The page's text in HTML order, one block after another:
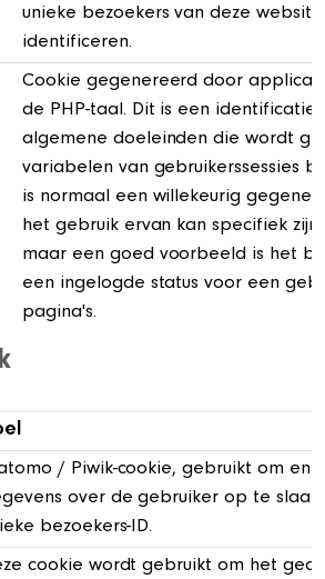
unieke bezoekers van deze
identificeren.
Cookie gegenereerd door
de PHP-taal. Dit is een
algemene doeleinden die wordt
variabelen van gebruikerssessies
is normaal een willekeurig
het gebruik ervan kan specifiek
maar een goed voorbeeld is het
een ingelogde status voor een
pagina's.
/ Piwik-cookie, gebruikt om
over de gebruiker op te
bezoekers-ID.
cookie wordt gebruikt om het